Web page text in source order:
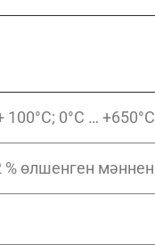
100°C; 0°C … +650°C
% өлшенген мәннен